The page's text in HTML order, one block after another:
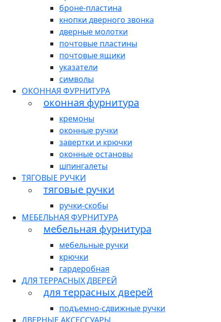
броне-пластина
кнопки дверного звонка
дверные молотки
почтовые пластины
почтовые ящики
указатели
символы
ОКОННАЯ ФУРНИТУРА
оконная фурнитура
кремоны
оконные ручки
завертки и крючки
оконные остановы
шпингалеты
ТЯГОВЫЕ РУЧКИ
тяговые ручки
ручки-скобы
МЕБЕЛЬНАЯ ФУРНИТУРА
мебельная фурнитура
мебельные ручки
крючки
гардеробная
ДЛЯ ТЕРРАСНЫХ ДВЕРЕЙ
для террасных дверей
подъемно-сдвижные ручки